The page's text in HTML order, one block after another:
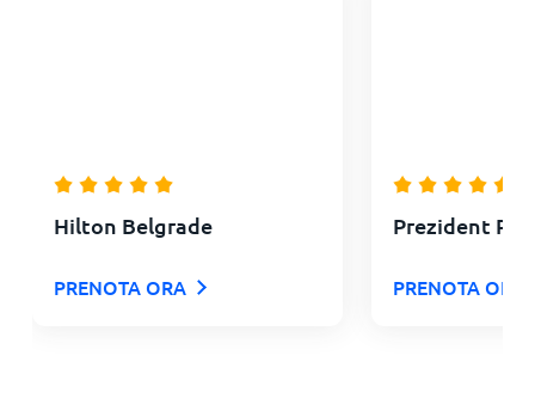
Hilton Belgrade
PRENOTA ORA
Prezident
PRENOTA ORA